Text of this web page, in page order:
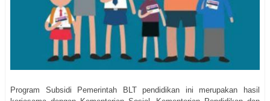
Program Subsidi Pemerintah BLT pendidikan ini merupakan hasil